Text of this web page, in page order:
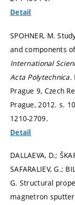
Detail
SPOHNER, M.
and components
International
Acta Polytechnica.
Prague 9, Czech
Prague, 2012. s.
1210-2709.
Detail
DALLAEVA, D.;
SAFARALIEV, G.;
G. Structural
magnetron